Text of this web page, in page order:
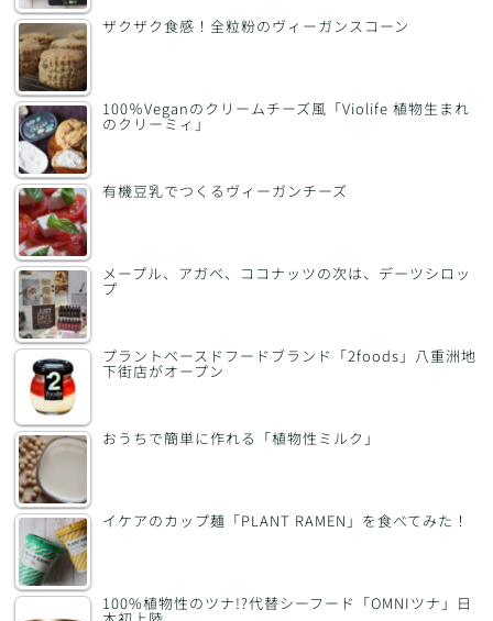
ザクザク食感！全粒粉のヴィーガンスコーン
100％Veganのクリームチーズ風「Violife 植物生まれ
のクリーミィ」
有機豆乳でつくるヴィーガンチーズ
メープル、アガベ、ココナッツの次は、デーツシロッ
プ
プラントベースドフードブランド「2foods」八重洲地
下街店がオープン
おうちで簡単に作れる「植物性ミルク」
イケアのカップ麺「PLANT RAMEN」を食べてみた！
100%植物性のツナ!?代替シーフード「OMNIツナ」日